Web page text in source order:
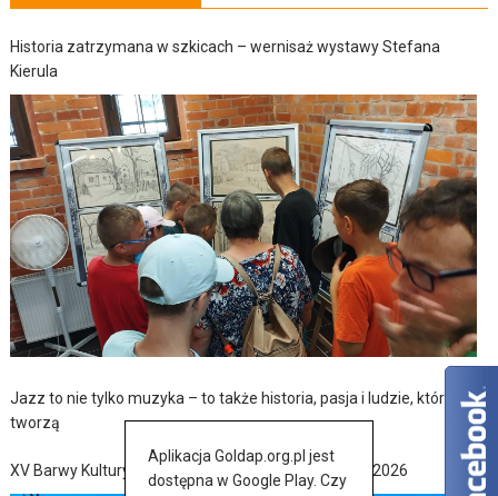
Historia zatrzymana w szkicach – wernisaż wystawy Stefana
Kierula
Jazz to nie tylko muzyka – to także historia, pasja i ludzie, którzy ją
tworzą
XV Barwy Kultury Ukraińskiej w Baniach Mazurskich 2026
Aplikacja Goldap.org.pl jest
dostępna w Google Play. Czy